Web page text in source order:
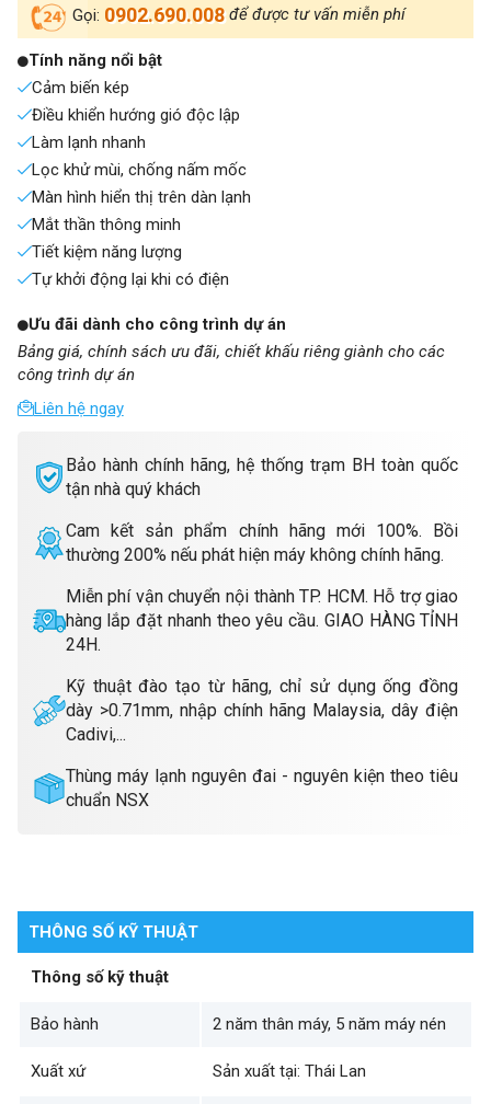
Gọi: 0902.690.008 để được tư vấn miễn phí
Tính năng nổi bật
Cảm biến kép
Điều khiển hướng gió độc lập
Làm lạnh nhanh
Lọc khử mùi, chống nấm mốc
Màn hình hiển thị trên dàn lạnh
Mắt thần thông minh
Tiết kiệm năng lượng
Tự khởi động lại khi có điện
Bảo hành chính hãng, hệ thống trạm BH toàn quốc
tận nhà quý khách
Cam kết sản phẩm chính hãng mới 100%. Bồi
thường 200% nếu phát hiện máy không chính hãng.
Miễn phí vận chuyển nội thành TP. HCM. Hỗ trợ giao
hàng lắp đặt nhanh theo yêu cầu. GIAO HÀNG TỈNH
24H.
Kỹ thuật đào tạo từ hãng, chỉ sử dụng ống đồng
dày >0.71mm, nhập chính hãng Malaysia, dây điện
Cadivi,...
Thùng máy lạnh nguyên đai - nguyên kiện theo tiêu
chuẩn NSX
Ưu đãi dành cho công trình dự án
Bảng giá, chính sách ưu đãi, chiết khấu riêng giành cho các
công trình dự án
Liên hệ ngay
THÔNG SỐ KỸ THUẬT
Thông số kỹ thuật
Bảo hành 2 năm thân máy, 5 năm máy nén
Xuất xứ Sản xuất tại: Thái Lan